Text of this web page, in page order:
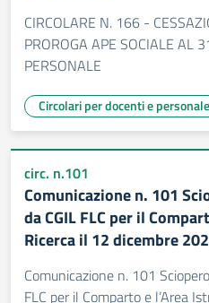
CIRCOLARE N. 166 -
PROROGA APE SOCIALE AL
PERSONALE
Circolari per docenti e
circ. n.101
Comunicazione n. 101
da CGIL FLC per il
Ricerca il 12 dicembre
Comunicazione n. 101
FLC per il Comparto e l’Area